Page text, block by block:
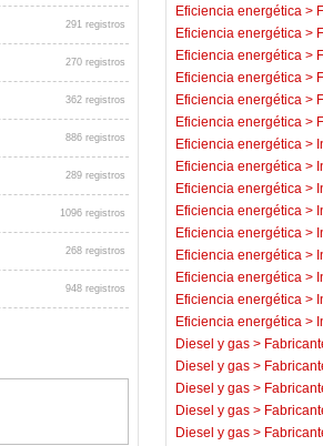
291 registros
270 registros
362 registros
886 registros
289 registros
1096 registros
268 registros
948 registros
Eficiencia energética >
Eficiencia energética >
Eficiencia energética >
Eficiencia energética >
Eficiencia energética >
Eficiencia energética >
Eficiencia energética >
Eficiencia energética >
Eficiencia energética >
Eficiencia energética >
Eficiencia energética >
Eficiencia energética >
Eficiencia energética >
Eficiencia energética >
Eficiencia energética >
Diesel y gas >
Diesel y gas >
Diesel y gas >
Diesel y gas >
Diesel y gas >